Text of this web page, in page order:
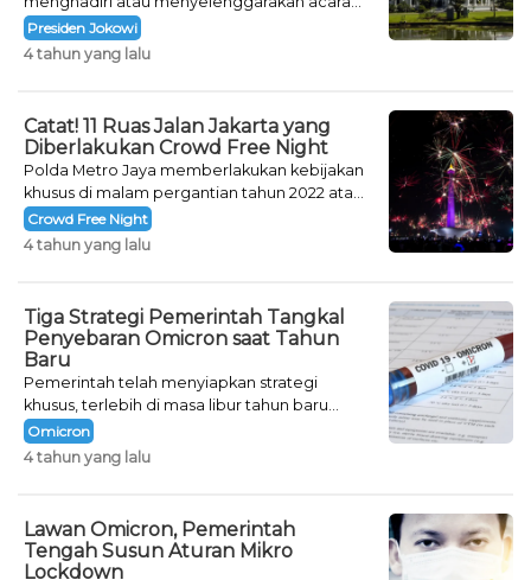
khusus untuk mengisi malam pergantian
tahun.
Presiden Jokowi
4 tahun yang lalu
Catat! 11 Ruas Jalan Jakarta yang
Diberlakukan Crowd Free Night
Polda Metro Jaya memberlakukan kebijakan
khusus di malam pergantian tahun 2022 atau
Crowd Free Night selama dua hari.
Crowd Free Night
4 tahun yang lalu
Tiga Strategi Pemerintah Tangkal
Penyebaran Omicron saat Tahun
Baru
Pemerintah telah menyiapkan strategi
khusus, terlebih di masa libur tahun baru
seperti saat ini.
Omicron
4 tahun yang lalu
Lawan Omicron, Pemerintah
Tengah Susun Aturan Mikro
Lockdown